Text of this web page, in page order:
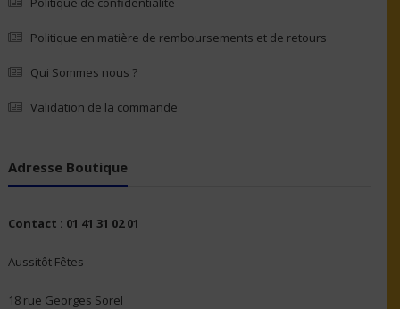
Politique en matière de remboursements et de retours
Qui Sommes nous ?
Validation de la commande
Adresse Boutique
Contact : 01 41 31 02 01
Aussitôt Fêtes
18 rue Georges Sorel